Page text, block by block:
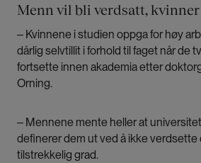
Menn vil bli verdsatt,
‒ Kvinnene i studien oppga for høy
dårlig selvtillit i forhold til faget når de
fortsette innen akademia etter
Orning.
‒ Mennene mente heller at
definerer dem ut ved å ikke
tilstrekkelig grad.